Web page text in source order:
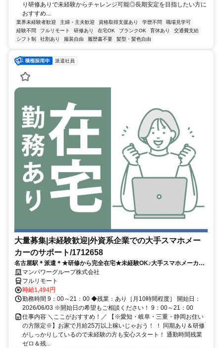
り研修ありで未経験からチャレンジ可能◎長期安定を目指したい方に
おすすめ...
業界未経験者歓迎 主婦・主夫歓迎 資格取得支援あり 学歴不問
職場見学可
経験不問
フルリモート 研修あり 在宅OK ブランクOK 育休あり
交通費支給
シフト制
社割あり 服装自由 履歴書不要 髪型・髪色自由
派遣社員
大量募集|未経験歓迎|外資系企業での大手スマホメー
カーのサポート/1712658
名古屋駅＊派遣＊★研修から完全在宅★未経験OK♪大手スマホメーカー
のサポート／在宅勤務あり／大量募集／開始日：即日
マンパワーグループ株式会社
フルリモート
時給1,494円
勤務時間 9：00～21：00 ◆残業：あり［月10時間程度］ 開始日：
2026/06/03 ※開始日の希望もご相談ください！ 9：00～21：00
仕事内容 ＼ここがおすすめ！／ 【※愛知・岐阜・三重・静岡お住い
の方限定※】お家で月給25万以上稼いじゃおう！ ！ 同期あり＆研修
がしっかりしているので未経験の方も安心スタート！ 通勤時間残業
ゼロ＆残...